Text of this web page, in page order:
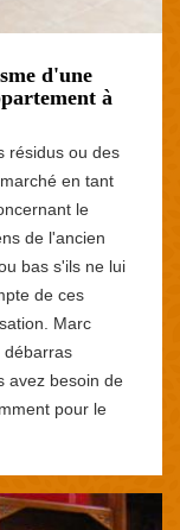
d'une
à
résidus ou des
en tant
le
de l'ancien
bas s'ils ne lui
de ces
Marc
débarras
avez besoin de
pour le